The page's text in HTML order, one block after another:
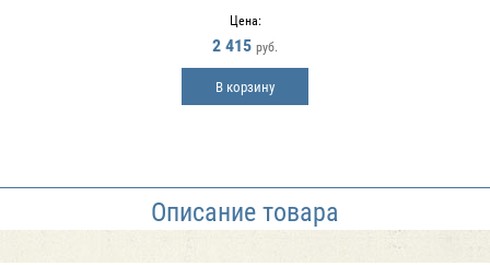
Цена:
2 415 руб.
В корзину
Описание товара